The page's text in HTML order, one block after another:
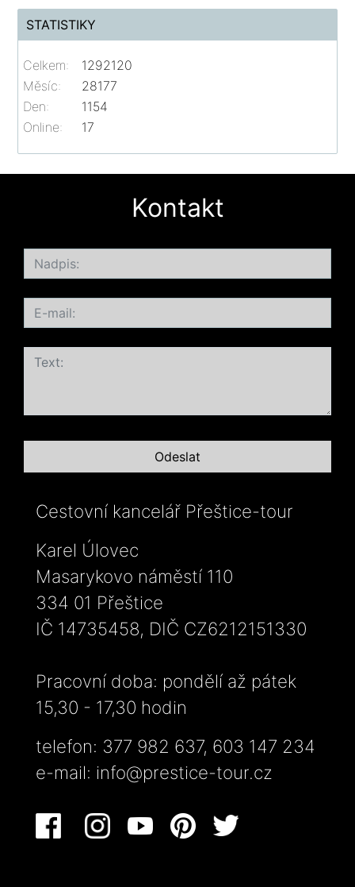
STATISTIKY
Online: 17
Celkem:
1292120
Měsíc:
28177
Den:
1154
Kontakt
Cestovní kancelář Přeštice-tour
Karel Úlovec
Masarykovo náměstí 110
334 01 Přeštice
IČ 14735458, DIČ CZ6212151330
Pracovní doba: pondělí až pátek
15,30 - 17,30 hodin
telefon: 377 982 637, 603 147 234
e-mail: info@prestice-tour.cz